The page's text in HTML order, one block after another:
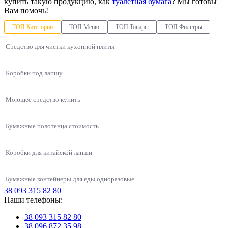
Вам помочь!
ТОП Категории ТОП Меню ТОП Товары ТОП Фильтры
Средство для чистки кухонной плиты
Коробки под лапшу
Моющее средство купить
Бумажные полотенца стоимость
Коробки для китайской лапши
Бумажные контейнеры для еды одноразовые
Контейнеры для супов
Упаковки для азиатской кухни
Одноразовые контейнеры
Упаковки для салата
Одноразовая упаковка ланч-бокс HP-9 черный (185х155х70), 250 шт/уп
Судок прозрачный Vital Plast для пищевых продуктов 500 мл
Крышки к стаканам Т-89 (400-500 мл стакан)
Полипропиленовые одноразовые контейнеры для еды 500мл
38 093 315 82 80
Наши телефоны:
38 093 315 82 80